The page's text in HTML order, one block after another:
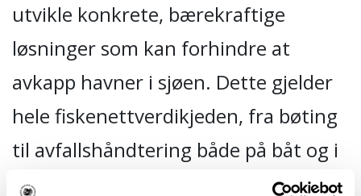
utvikle konkrete, bærekraftige
løsninger som kan forhindre at
avkapp havner i sjøen. Dette gjelder
hele fiskenettverdikjeden, fra bøting
til avfallshåndtering både på båt og i
havn.